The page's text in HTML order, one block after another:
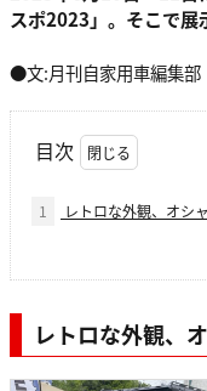
スポ2023」。そこで展
●文:月刊自家用車編集部
目次
1 レトロな外観、オシ
レトロな外観、